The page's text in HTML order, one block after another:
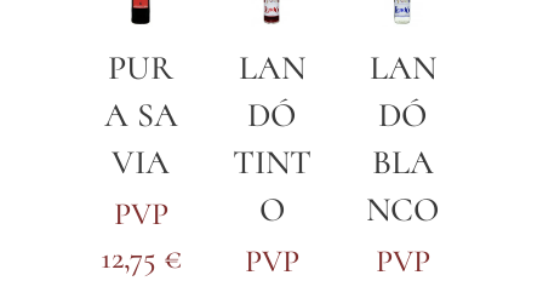
PUR
A SA
VIA
PVP
12,75 €
LAN
DÓ
TINT
O
PVP
LAN
DÓ
BLA
NCO
PVP